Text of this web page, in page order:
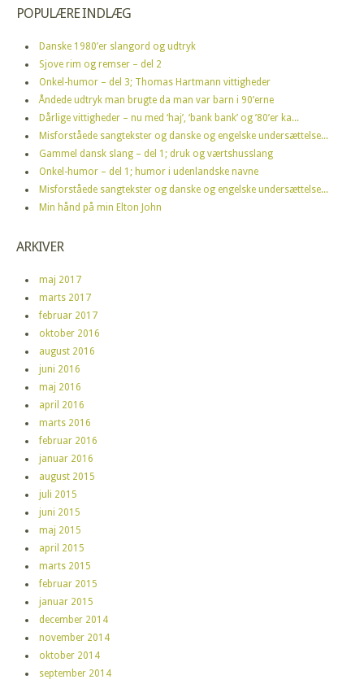
POPULÆRE INDLÆG
Danske 1980’er slangord og udtryk
Sjove rim og remser – del 2
Onkel-humor – del 3; Thomas Hartmann vittigheder
Åndede udtryk man brugte da man var barn i 90’erne
Dårlige vittigheder – nu med ‘haj’, ‘bank bank’ og ’80’er ka...
Misforståede sangtekster og danske og engelske undersættelse...
Gammel dansk slang – del 1; druk og værtshusslang
Onkel-humor – del 1; humor i udenlandske navne
Misforståede sangtekster og danske og engelske undersættelse...
Min hånd på min Elton John
ARKIVER
maj 2017
marts 2017
februar 2017
oktober 2016
august 2016
juni 2016
maj 2016
april 2016
marts 2016
februar 2016
januar 2016
august 2015
juli 2015
juni 2015
maj 2015
april 2015
marts 2015
februar 2015
januar 2015
december 2014
november 2014
oktober 2014
september 2014